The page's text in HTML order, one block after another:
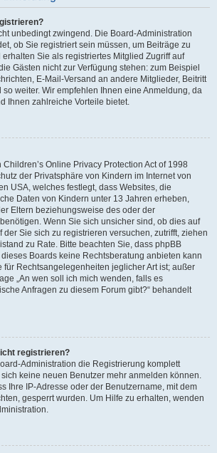
unbedingt zwingend. Die Board-Administration
ob Sie registriert sein müssen, um Beiträge zu
Sie als registriertes Mitglied Zugriff auf
Gästen nicht zur Verfügung stehen: zum Beispiel
E-Mail-Versand an andere Mitglieder, Beitritt
weiter. Wir empfehlen Ihnen eine Anmeldung, da
Ihnen zahlreiche Vorteile bietet.
Online Privacy Protection Act of 1998
der Privatsphäre von Kindern im Internet von
USA, welches festlegt, dass Websites, die
Daten von Kindern unter 13 Jahren erheben,
Eltern beziehungsweise des oder der
Wenn Sie sich unsicher sind, ob dies auf
der Sie sich zu registrieren versuchen, zutrifft, ziehen
zu Rate. Bitte beachten Sie, dass phpBB
Boards keine Rechtsberatung anbieten kann
für Rechtsangelegenheiten jeglicher Art ist; außer
„An wen soll ich mich wenden, falls es
Anfragen zu diesem Forum gibt?“ behandelt
registrieren?
Administration die Registrierung komplett
keine neuen Benutzer mehr anmelden können.
Ihre IP-Adresse oder der Benutzername, mit dem
gesperrt wurden. Um Hilfe zu erhalten, wenden